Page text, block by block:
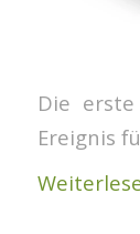
Die
Ereignis